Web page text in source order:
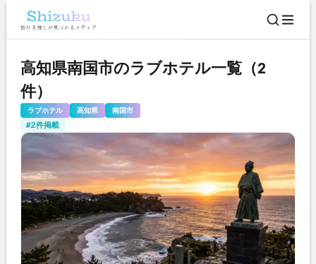
高知県南国市のラブホテル一覧（2
件）
ラブホテル 高知県 南国市
#2件掲載